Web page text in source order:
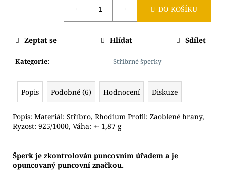
DO KOŠÍKU
Kategorie: Stříbrné šperky
Zeptat se Hlídat Sdílet
Popis Podobné (6) Hodnocení Diskuze
Popis: Materiál: Stříbro, Rhodium Profil: Zaoblené hrany,
Ryzost: 925/1000, Váha: +- 1,87 g
Šperk je zkontrolován puncovním úřadem a je
opuncovaný puncovní značkou.